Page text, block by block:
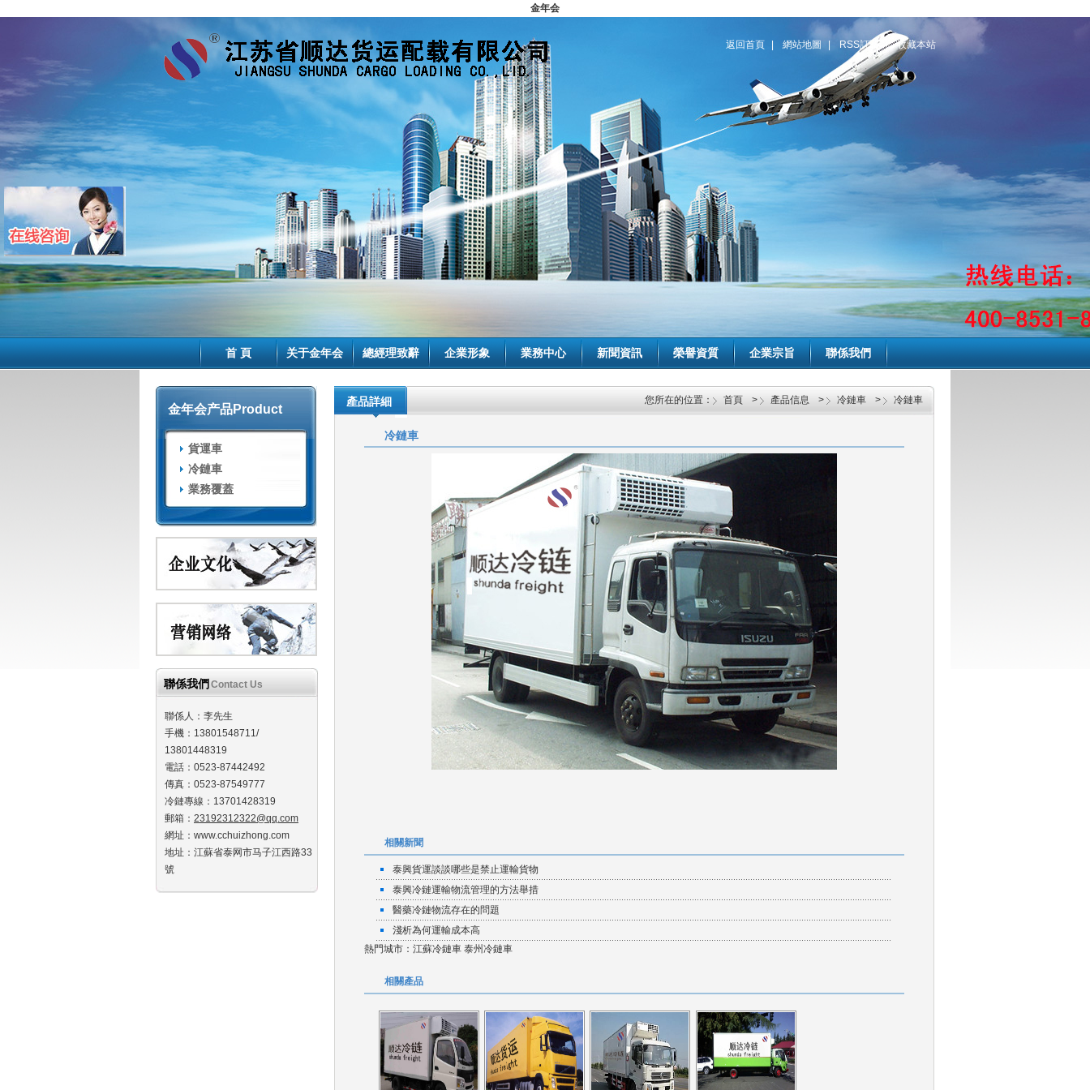
金年会
返回首頁 網站地圖 RSS訂閱 | 收藏本站
首 頁 关于金年会 總經理致辭 企業形象 業務中心 新聞資訊 榮譽資質 企業宗旨 聯係我們
金年会产品Product
貨運車
冷鏈車
業務覆蓋
聯係我們 Contact Us
聯係人：李先生
手機：13801548711/
13801448319
電話：0523-87442492
傳真：0523-87549777
冷鏈專線：13701428319
郵箱： 23192312322@qq.com
網址：www.cchuizhong.com
地址：江蘇省泰网市马子江西路33
號
您所在的位置： 首頁 > 產品信息 > 冷鏈車 > 冷鏈車
產品詳細
冷鏈車
相關新聞
泰興貨運談談哪些是禁止運輸貨物
泰興冷鏈運輸物流管理的方法舉措
醫藥冷鏈物流存在的問題
淺析為何運輸成本高
熱門城市： 江蘇冷鏈車 泰州冷鏈車
相關產品